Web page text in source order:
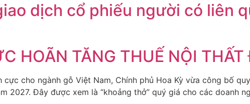
dịch cổ phiếu người có liên
HOÃN TĂNG THUẾ NỘI
cho ngành gỗ Việt Nam, Chính phủ Hoa Kỳ vừa công bố
2027. Đây được xem là “khoảng thở” quý giá cho các doanh